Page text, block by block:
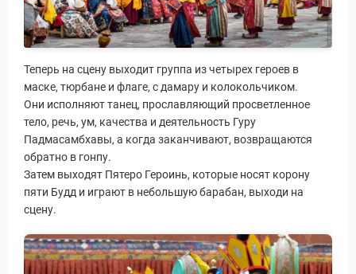
Теперь на сцену выходит группа из четырех героев в
маске, тюрбане и флаге, с дамару и колокольчиком.
Они исполняют танец, прославляющий просветленное
тело, речь, ум, качества и деятельность Гуру
Падмасамбхавы, а когда заканчивают, возвращаются
обратно в гонпу.
Затем выходят Пятеро Героинь, которые носят корону
пяти Будд и играют в небольшую барабан, выходи на
сцену.